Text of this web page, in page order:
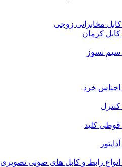
کابل مخابراتی زوجی
کابل کرمان
سیم نسوز
اجناس خرد
کنترل
قوطی کلید
آداپتور
انواع رابط و کابل های صوتی تصویری